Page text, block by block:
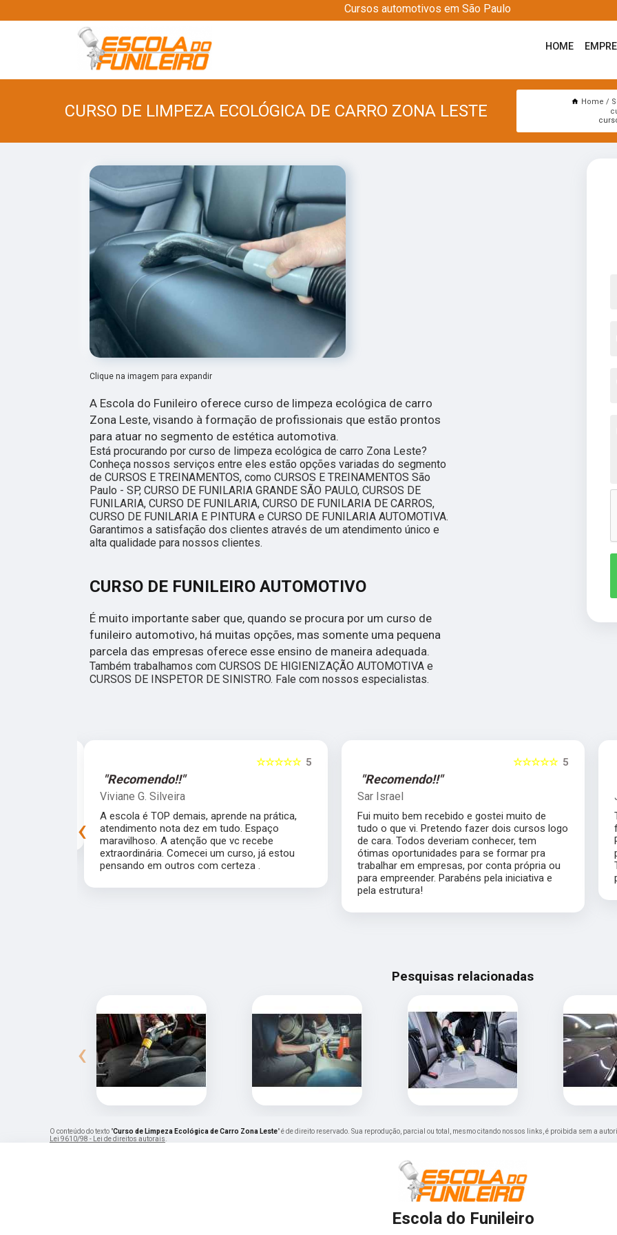
Cursos automotivos em São Paulo
HOME
CURSO DE LIMPEZA ECOLÓGICA DE CARRO ZONA LESTE Home
Clique na imagem para expandir
A Escola do Funileiro oferece curso de limpeza ecológica de carro
Zona Leste, visando à formação de profissionais que estão prontos
para atuar no segmento de estética automotiva.
Está procurando por curso de limpeza ecológica de carro Zona Leste?
Conheça nossos serviços entre eles estão opções variadas do segmento
de CURSOS E TREINAMENTOS, como CURSOS E TREINAMENTOS São
Paulo - SP, CURSO DE FUNILARIA GRANDE SÃO PAULO, CURSOS DE
FUNILARIA, CURSO DE FUNILARIA, CURSO DE FUNILARIA DE CARROS,
CURSO DE FUNILARIA E PINTURA e CURSO DE FUNILARIA AUTOMOTIVA.
Garantimos a satisfação dos clientes através de um atendimento único e
alta qualidade para nossos clientes.
CURSO DE FUNILEIRO AUTOMOTIVO
É muito importante saber que, quando se procura por um curso de
funileiro automotivo, há muitas opções, mas somente uma pequena
parcela das empresas oferece esse ensino de maneira adequada.
Também trabalhamos com CURSOS DE HIGIENIZAÇÃO AUTOMOTIVA e
CURSOS DE INSPETOR DE SINISTRO. Fale com nossos especialistas.
5
☆☆☆☆☆
"Recomendo!!"
Sar Israel
Fui muito bem recebido e gostei muito de
tudo o que vi. Pretendo fazer dois cursos logo
de cara. Todos deveriam conhecer, tem
ótimas oportunidades para se formar pra
trabalhar em empresas, por conta própria ou
pela estrutura!
5
☆☆☆☆☆
"Recomendo!!"
Josué Guedes
Tenho orgulho de feito parte de alunos que se
formou profissionalmente nessa escola.
Professores qualificados, atenciosos e
prontos para responder qualquer dúvida.
Todos da escola do funileiro estão de
parabéns. Sucesso!!!!
‹
Pesquisas relacionadas
‹
O conteúdo do texto "Curso de Limpeza Ecológica de Carro Zona Leste" é de direito reservado. Sua reprodução, parcial ou total, mesmo citando nossos links, é proibida sem a
Lei 9610/98 - Lei de direitos autorais.
Escola do Funileiro